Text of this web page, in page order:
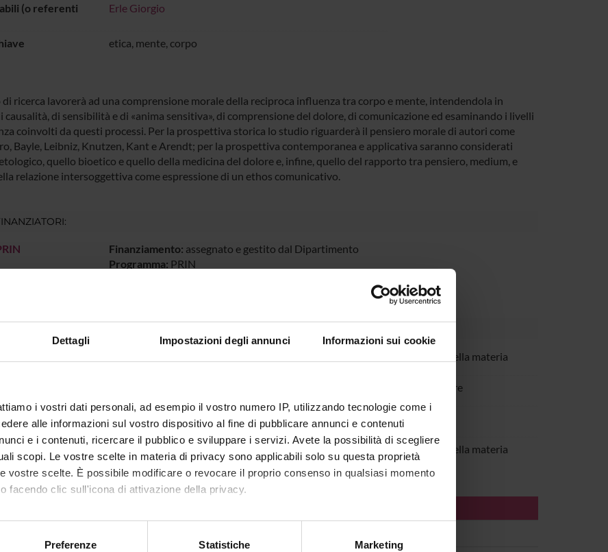
Dettagli Impostazioni degli annunci Informazioni sui cookie
i vostri dati personali, ad esempio il vostro numero IP, utilizzando tecnologie come i
alle informazioni sul vostro dispositivo al fine di pubblicare annunci e contenuti
e i contenuti, ricercare il pubblico e sviluppare i servizi. Avete la possibilità di scegliere
scopi. Le vostre scelte in materia di privacy sono applicabili solo su questa proprietà
vostre scelte. È possibile modificare o revocare il proprio consenso in qualsiasi momento
facendo clic sull'icona di attivazione della privacy.
anche:
sulla tua posizione geografica, con un'approssimazione di qualche metro,
Preferenze Statistiche Marketing
(o referenti
Erle Giorgio
etica, mente, corpo
di ricerca lavorerà ad una comprensione morale della reciproca influenza tra corpo e mente, intendendola in
causalità, di sensibilità e di «anima sensitiva», di comprensione del dolore, di comunicazione ed esaminando i livelli
coinvolti da questi processi. Per la prospettiva storica lo studio riguarderà il pensiero morale di autori come
Bayle, Leibniz, Knutzen, Kant e Arendt; per la prospettiva contemporanea e applicativa saranno considerati
quello bioetico e quello della medicina del dolore e, infine, quello del rapporto tra pensiero, medium, e
relazione intersoggettiva come espressione di un ethos comunicativo.
Finanziamento: assegnato e gestito dal Dipartimento
Programma: PRIN
Barbetta
Moretto Cultore della materia
Cultore della materia
Ricercatore
Ivan Valbusa
Cultore della materia